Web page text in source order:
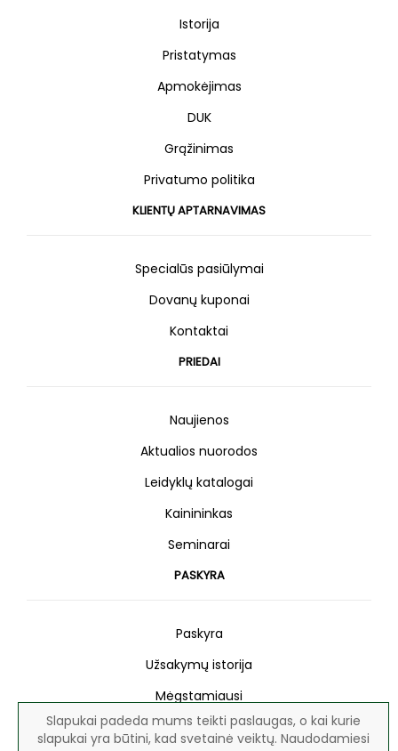
Slapukai padeda mums teikti paslaugas, o kai kurie
slapukai yra būtini, kad svetainė veiktų. Naudodamiesi
Istorija
Pristatymas
Apmokėjimas
DUK
Grąžinimas
Privatumo politika
KLIENTŲ APTARNAVIMAS
Specialūs pasiūlymai
Dovanų kuponai
Kontaktai
PRIEDAI
Naujienos
Aktualios nuorodos
Leidyklų katalogai
Kainininkas
Seminarai
PASKYRA
Paskyra
Užsakymų istorija
Mėgstamiausi
Naujienlaiškis